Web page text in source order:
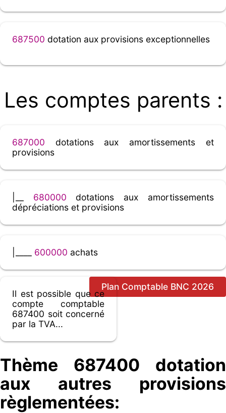
687500 dotation aux provisions exceptionnelles
Les comptes parents :
687000 dotations aux amortissements et
provisions
680000 dotations aux amortissements
dépréciations et provisions
600000 achats
Plan Comptable BNC 2026
Il est possible que ce
compte comptable
687400 soit concerné
par la TVA...
Thème 687400 dotation
aux autres provisions
règlementées: